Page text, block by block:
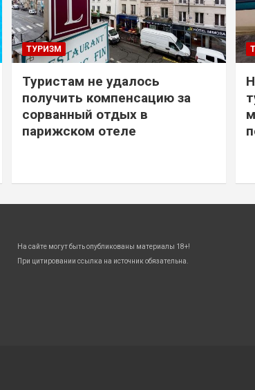
ТУРИЗМ
Туристам не удалось
получить компенсацию за
сорванный отдых в
парижском отеле
На сайте могут быть опубликованы материалы 18+!
При цитировании ссылка на источник обязательна.